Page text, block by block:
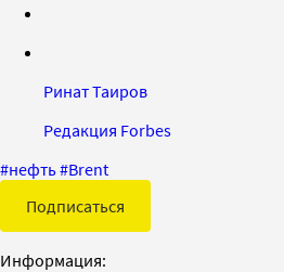
Ринат Таиров
Редакция Forbes
#нефть#Brent
Подписаться
Информация: